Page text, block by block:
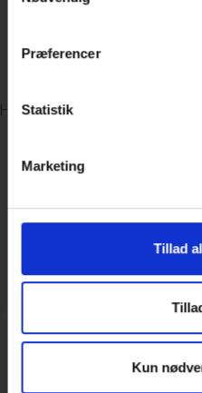
Præferencer
Statistik
Marketing
Tillad
Kun
FØLG HOTEL
Hold dig opdateret med